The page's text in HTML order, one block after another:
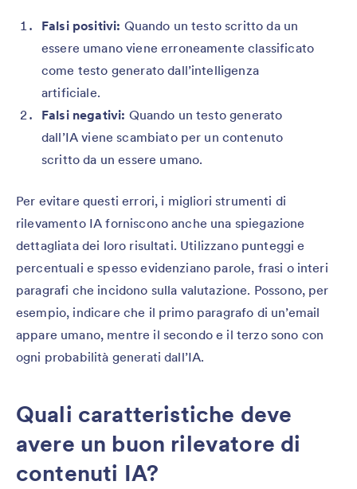
Falsi positivi: Quando un testo scritto da un
essere umano viene erroneamente classificato
come testo generato dall’intelligenza
artificiale.
Falsi negativi: Quando un testo generato
dall’IA viene scambiato per un contenuto
scritto da un essere umano.
Per evitare questi errori, i migliori strumenti di
rilevamento IA forniscono anche una spiegazione
dettagliata dei loro risultati. Utilizzano punteggi e
percentuali e spesso evidenziano parole, frasi o interi
paragrafi che incidono sulla valutazione. Possono, per
esempio, indicare che il primo paragrafo di un’email
appare umano, mentre il secondo e il terzo sono con
ogni probabilità generati dall’IA.
Quali caratteristiche deve
avere un buon rilevatore di
contenuti IA?